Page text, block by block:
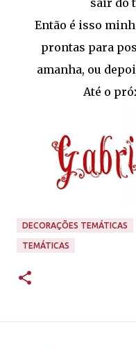
Então é isso
prontas para
amanha, ou
Até o
DECORAÇÕES TEMÁTICAS
TEMÁTICAS